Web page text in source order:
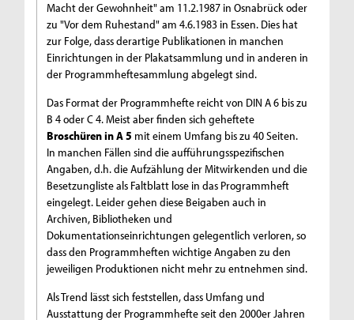
Macht der Gewohnheit" am 11.2.1987 in Osnabrück oder
zu "Vor dem Ruhestand" am 4.6.1983 in Essen. Dies hat
zur Folge, dass derartige Publikationen in manchen
Einrichtungen in der Plakatsammlung und in anderen in
der Programmheftesammlung abgelegt sind.
Das Format der Programmhefte reicht von DIN A 6 bis zu
B 4 oder C 4. Meist aber finden sich geheftete
Broschüren in A 5 mit einem Umfang bis zu 40 Seiten.
In manchen Fällen sind die aufführungsspezifischen
Angaben, d.h. die Aufzählung der Mitwirkenden und die
Besetzungliste als Faltblatt lose in das Programmheft
eingelegt. Leider gehen diese Beigaben auch in
Archiven, Bibliotheken und
Dokumentationseinrichtungen gelegentlich verloren, so
dass den Programmheften wichtige Angaben zu den
jeweiligen Produktionen nicht mehr zu entnehmen sind.
Als Trend lässt sich feststellen, dass Umfang und
Ausstattung der Programmhefte seit den 2000er Jahren